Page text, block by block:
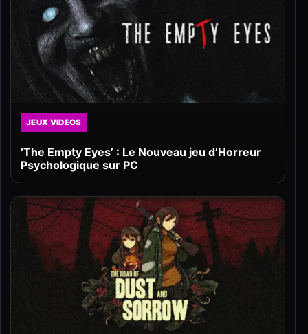
JEUX VIDEOS
‘The Empty Eyes’ : Le Nouveau jeu d’Horreur
Psychologique sur PC